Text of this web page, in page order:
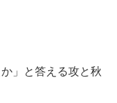
」と答える攻と秋